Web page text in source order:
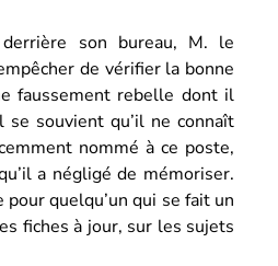
son bureau, M. le
de vérifier la bonne
faussement rebelle dont il
souvient qu’il ne connaît
nommé à ce poste,
a négligé de mémoriser.
pour quelqu’un qui se fait un
fiches à jour, sur les sujets